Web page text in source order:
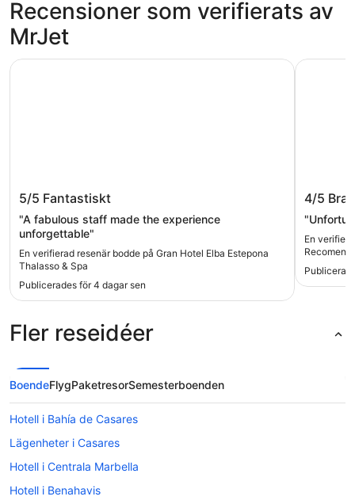
Recensioner som verifierats av
MrJet
Gran Hotel Elba Estepona Thalasso &
Spa
5/5 Fantastiskt
"A fabulous staff made the experience
unforgettable"
En verifierad resenär bodde på Gran Hotel Elba Estepona
Thalasso & Spa
Publicerades för 4 dagar sen
Gran Hotel Elba Estepona Thalasso & Spa
4/5 Bra
En
Senator
Fler reseidéer
BoendeFlygPaketresorSemesterboenden
Hotell i Bahía de Casares
Lägenheter i Casares
Hotell i Centrala Marbella
Hotell i Benahavis